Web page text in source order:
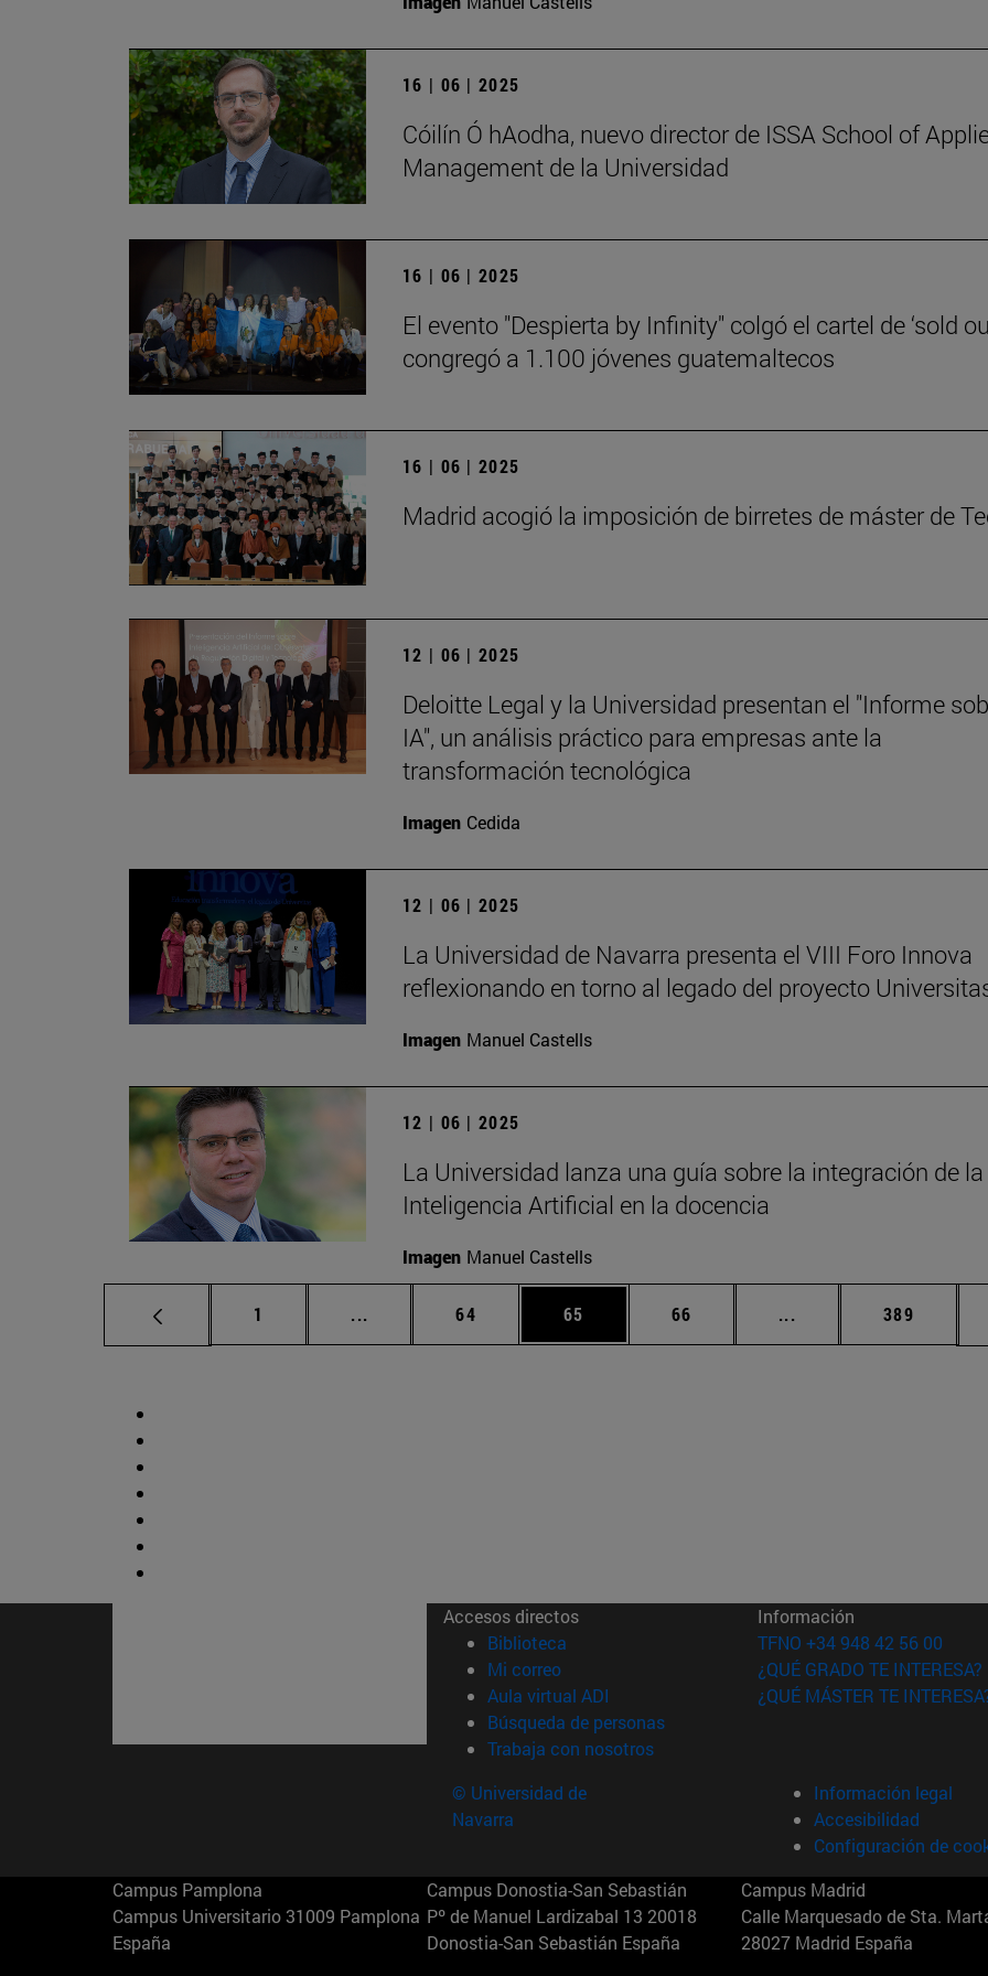
16 | 06 | 2025
Cóilín Ó hAodha, nuevo director de ISSA School of
Management de la Universidad
16 | 06 | 2025
El evento "Despierta by Infinity" colgó el cartel de ‘sold
congregó a 1.100 jóvenes guatemaltecos
16 | 06 | 2025
Madrid acogió la imposición de birretes de máster de
12 | 06 | 2025
Deloitte Legal y la Universidad presentan el "Informe
IA", un análisis práctico para empresas ante la
transformación tecnológica
Imagen Cedida
12 | 06 | 2025
La Universidad de Navarra presenta el VIII Foro Innova
reflexionando en torno al legado del proyecto
Imagen Manuel Castells
12 | 06 | 2025
La Universidad lanza una guía sobre la integración de la
Inteligencia Artificial en la docencia
Imagen Manuel Castells
Página
1 ... Páginas intermedias Use TAB para desplazarse.
Página
64 Página
65 Página
66 ... Páginas intermedias
Página
389
Accesos directos
Biblioteca (abre en nueva ventana)
Mi correo(abre en nueva ventana)
Aula virtual ADI (abre en nueva ventana)
Búsqueda de personas(abre en nueva ventana)
Trabaja con nosotros(abre en nueva ventana)
Información
TFNO +34 948 42 56 00
¿QUÉ GRADO TE INTERESA?
¿QUÉ MÁSTER TE
© Universidad de
Navarra
Información legal
Accesibilidad
Configuración de
Campus Pamplona
Campus Universitario 31009 Pamplona
España
Campus Donostia-San Sebastián
Pº de Manuel Lardizabal 13 20018
Donostia-San Sebastián España
Campus Madrid
Calle Marquesado de Sta.
28027 Madrid España